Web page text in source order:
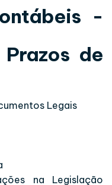
-
de
Legais
na Legislação